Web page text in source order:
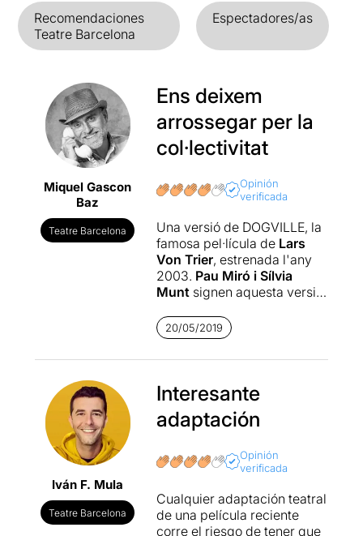
Recomendaciones
Teatre Barcelona
Espectadores/as
Miquel Gascon
Baz
Teatre Barcelona
Ens deixem
arrossegar per la
col·lectivitat
Opinión
verificada
Una versió de DOGVILLE, la
famosa pel·lícula de Lars
Von Trier, estrenada l'any
2003. Pau Miró i Sílvia
Muntsignen aquesta versió
DOGVILLE: UN POBLE
QUALSEVOL
direcció de la mateixaSílvia
En aquesta versió la jove es
diu Virgínia (convincent
i arriba desesperada al
poblet de muntanya fugint
del poble i els espectadors
no saben de qui fuig, però
20/05/2019
Iván F. Mula
Teatre Barcelona
Interesante
adaptación
Opinión
verificada
Cualquier adaptación teatral
de una película reciente
corre el riesgo de tener que